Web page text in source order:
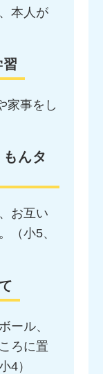
本人が
家事をし
んタ
お互い
（小5、
ール、
ろに置
4）